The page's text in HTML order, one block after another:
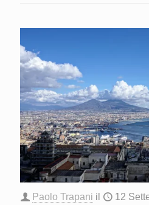
Paolo Trapani il 12